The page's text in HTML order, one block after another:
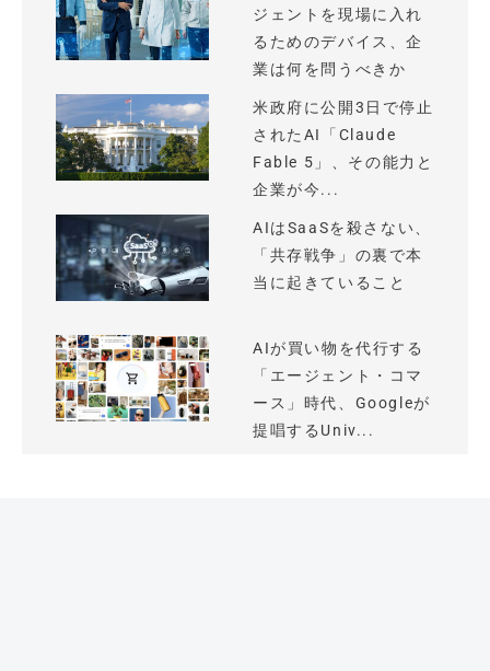
ジェントを現場に入れ
るためのデバイス、企
業は何を問うべきか
米政府に公開3日で停止
されたAI「Claude
Fable 5」、その能力と
企業が今...
AIはSaaSを殺さない、
「共存戦争」の裏で本
当に起きていること
AIが買い物を代行する
「エージェント・コマ
ース」時代、Googleが
提唱するUniv...